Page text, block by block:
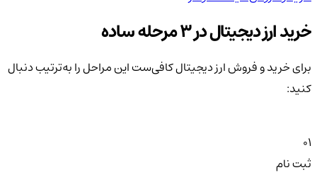
خرید ارز دیجیتال در 3 مرحله ساده
برای خرید و فروش ارز دیجیتال کافی‌ست این مراحل را به‌ترتیب دنبال
کنید:
01
ثبت نام